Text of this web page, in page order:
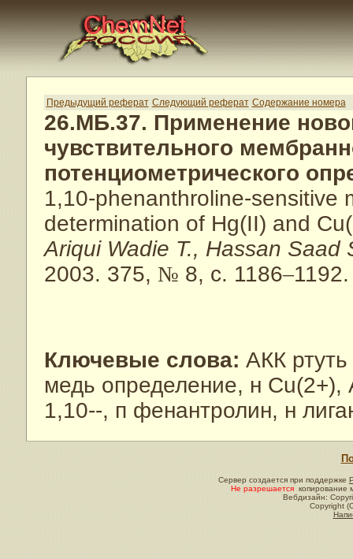
Предыдущий реферат Следующий реферат Содержание номера
26.МБ.37. Применение
чувствительного
потенциометрического
1,10-phenanthroline-sensitive
determination of Hg(II) and
Ariqui Wadie T., Hassan Saad
2003. 375, № 8, с. 1186–
Ключевые слова: АКК
медь определение, н
1,10--, п фенантролин, н
Сервер создается при поддержке
Не разрешается копирование
Вебдизайн:
Copyright